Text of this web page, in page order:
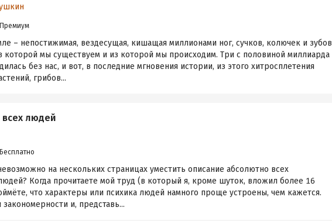
Премиум
– непостижимая, вездесущая, кишащая миллионами ног, сучков, колючек и зубов
которой мы существуем и из которой мы происходим. Три с половиной миллиарда
без нас, и вот, в последние мгновения истории, из этого хитросплетения
грибов...
людей
Бесплатно
на нескольких страницах уместить описание абсолютно всех
Когда прочитаете мой труд (в который я, кроме шуток, вложил более 16
что характеры или психика людей намного проще устроены, чем кажется.
закономерности и, представь...